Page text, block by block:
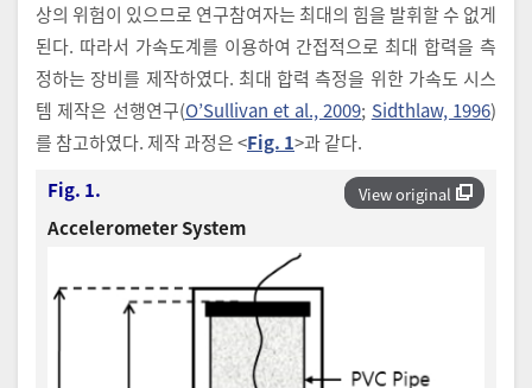
상의 위험이 있으므로 연구참여자는 최대의 힘을 발휘할 수 없게
된다. 따라서 가속도계를 이용하여 간접적으로 최대 합력을 측
정하는 장비를 제작하였다. 최대 합력 측정을 위한 가속도 시스
템 제작은 선행연구(O’Sullivan et al., 2009; Sidthlaw, 1996)
를 참고하였다. 제작 과정은 <Fig. 1>과 같다.
View original
Fig. 1.
Accelerometer System